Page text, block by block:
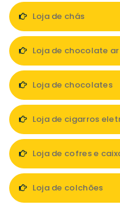
Loja de chás
Loja de chocolate
Loja de chocolates
Loja de cigarros
Loja de cofres e
Loja de colchões